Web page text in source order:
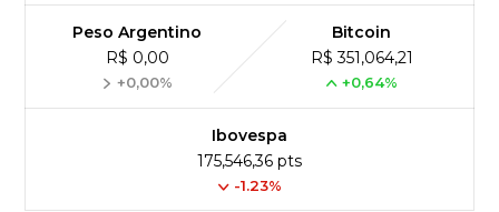
Peso Argentino
R$ 0,00
+0,00%
Bitcoin
R$ 351,064,21
+0,64%
Ibovespa
175,546,36 pts
-1.23%